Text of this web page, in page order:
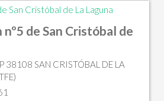
de San Cristóbal de
38108 SAN CRISTÓBAL DE LA